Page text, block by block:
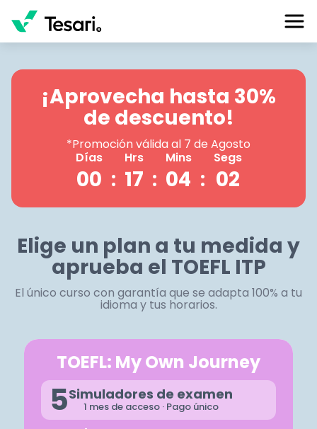
¡Aprovecha hasta 30%
de descuento!
*Promoción válida al 7 de Agosto
Días
00 :
Hrs
17 :
Mins
04 :
Segs
01
Elige un plan a tu medida y
aprueba el TOEFL ITP
El único curso con garantía que se adapta 100% a tu
idioma y tus horarios.
TOEFL: My Own Journey
5Simuladores de examen
1 mes de acceso · Pago único